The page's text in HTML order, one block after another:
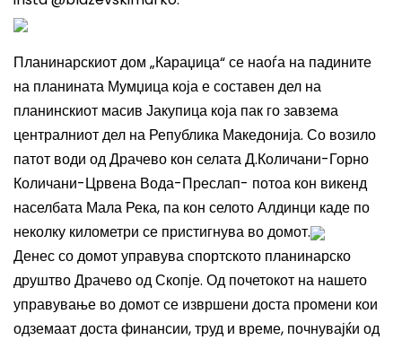
Планинарскиот дом „Караџица“ се наоѓа на падините
на планината Мумџица која е составен дел на
планинскиот масив Јакупица која пак го завзема
централниот дел на Република Македонија. Со возило
патот води од Драчево кон селата Д.Количани-Горно
Количани-Црвена Вода-Преслап- потоа кон викенд
населбата Мала Река, па кон селото Алдинци каде по
неколку километри се пристигнува во домот.
Денес со домот управува спортското планинарско
друштво Драчево од Скопје. Од почетокот на нашето
управување во домот се извршени доста промени кои
одземаат доста финансии, труд и време, почнувајќи од